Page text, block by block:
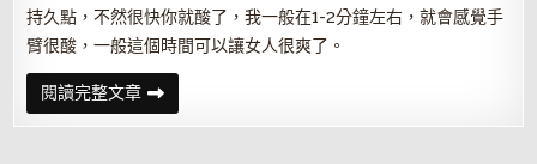
持久點，不然很快你就酸了，我一般在1-2分鐘左右，就會感覺手
臂很酸，一般這個時間可以讓女人很爽了。
閱讀完整文章隻
需
九